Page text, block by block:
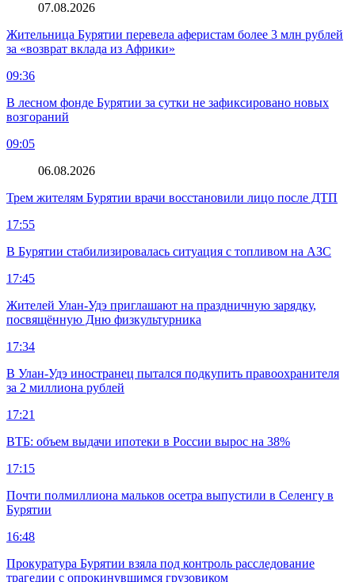
07.08.2026
Жительница Бурятии перевела аферистам более 3 млн рублей
за «возврат вклада из Африки»
09:36
В лесном фонде Бурятии за сутки не зафиксировано новых
возгораний
09:05
06.08.2026
Трем жителям Бурятии врачи восстановили лицо после ДТП
17:55
В Бурятии стабилизировалась ситуация с топливом на АЗС
17:45
Жителей Улан-Удэ приглашают на праздничную зарядку,
посвящённую Дню физкультурника
17:34
В Улан-Удэ иностранец пытался подкупить правоохранителя
за 2 миллиона рублей
17:21
ВТБ: объем выдачи ипотеки в России вырос на 38%
17:15
Почти полмиллиона мальков осетра выпустили в Селенгу в
Бурятии
16:48
Прокуратура Бурятии взяла под контроль расследование
трагедии с опрокинувшимся грузовиком